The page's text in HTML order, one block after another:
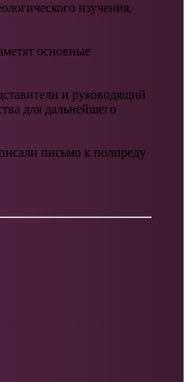
изучения,
основные
и руководящий
для дальнейшего
письмо к полпреду